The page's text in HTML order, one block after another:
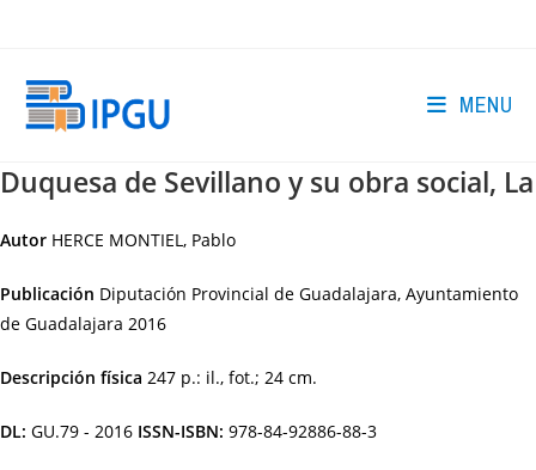
MENU
Duquesa de Sevillano y su obra social, La
Autor HERCE MONTIEL, Pablo
Publicación Diputación Provincial de Guadalajara, Ayuntamiento
de Guadalajara 2016
Descripción física 247 p.: il., fot.; 24 cm.
DL: GU.79 - 2016 ISSN-ISBN: 978-84-92886-88-3